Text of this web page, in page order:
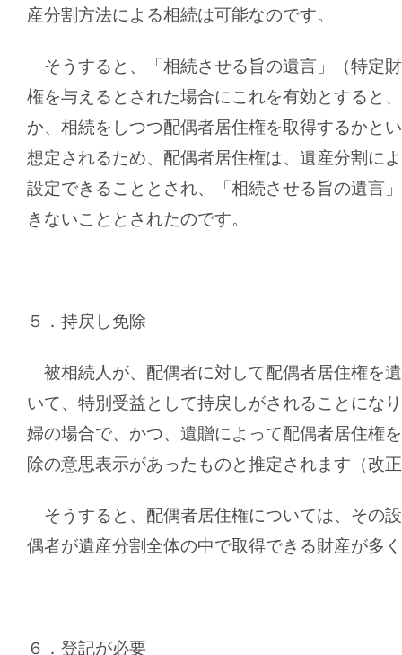
産分割方法による相続は可能なのです。
そうすると、「相続させる旨の遺言」（特定
権を与えるとされた場合にこれを有効とすると
か、相続をしつつ配偶者居住権を取得するかと
想定されるため、配偶者居住権は、遺産分割に
設定できることとされ、「相続させる旨の遺言
きないこととされたのです。
５．持戻し免除
被相続人が、配偶者に対して配偶者居住権を
いて、特別受益として持戻しがされることにな
婦の場合で、かつ、遺贈によって配偶者居住権
除の意思表示があったものと推定されます（改
そうすると、配偶者居住権については、その
偶者が遺産分割全体の中で取得できる財産が多
６．登記が必要